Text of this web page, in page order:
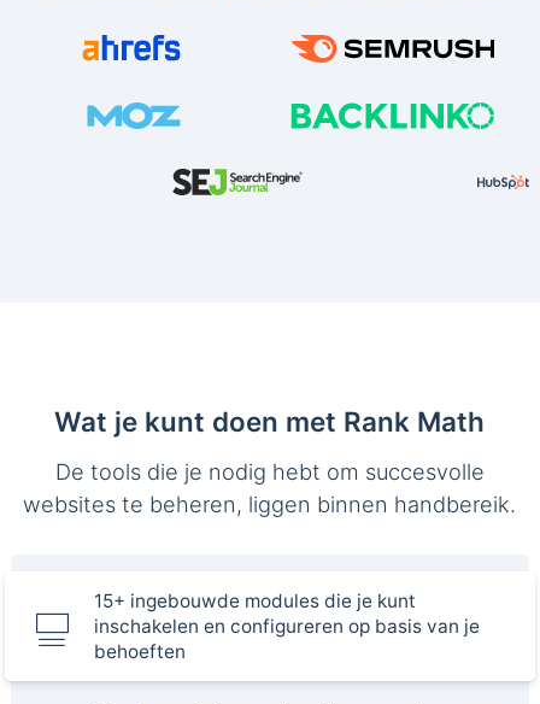
Wat je kunt doen met Rank Math
De tools die je nodig hebt om succesvolle
websites te beheren, liggen binnen handbereik.
15+ ingebouwde modules die je kunt
inschakelen en configureren op basis van je
behoeften